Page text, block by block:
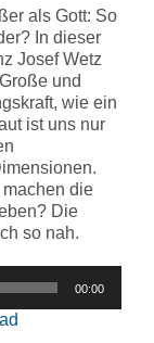
als Gott: So
In dieser
Josef Wetz
und
wie ein
ist uns nur
die
Die
so nah.
00:00